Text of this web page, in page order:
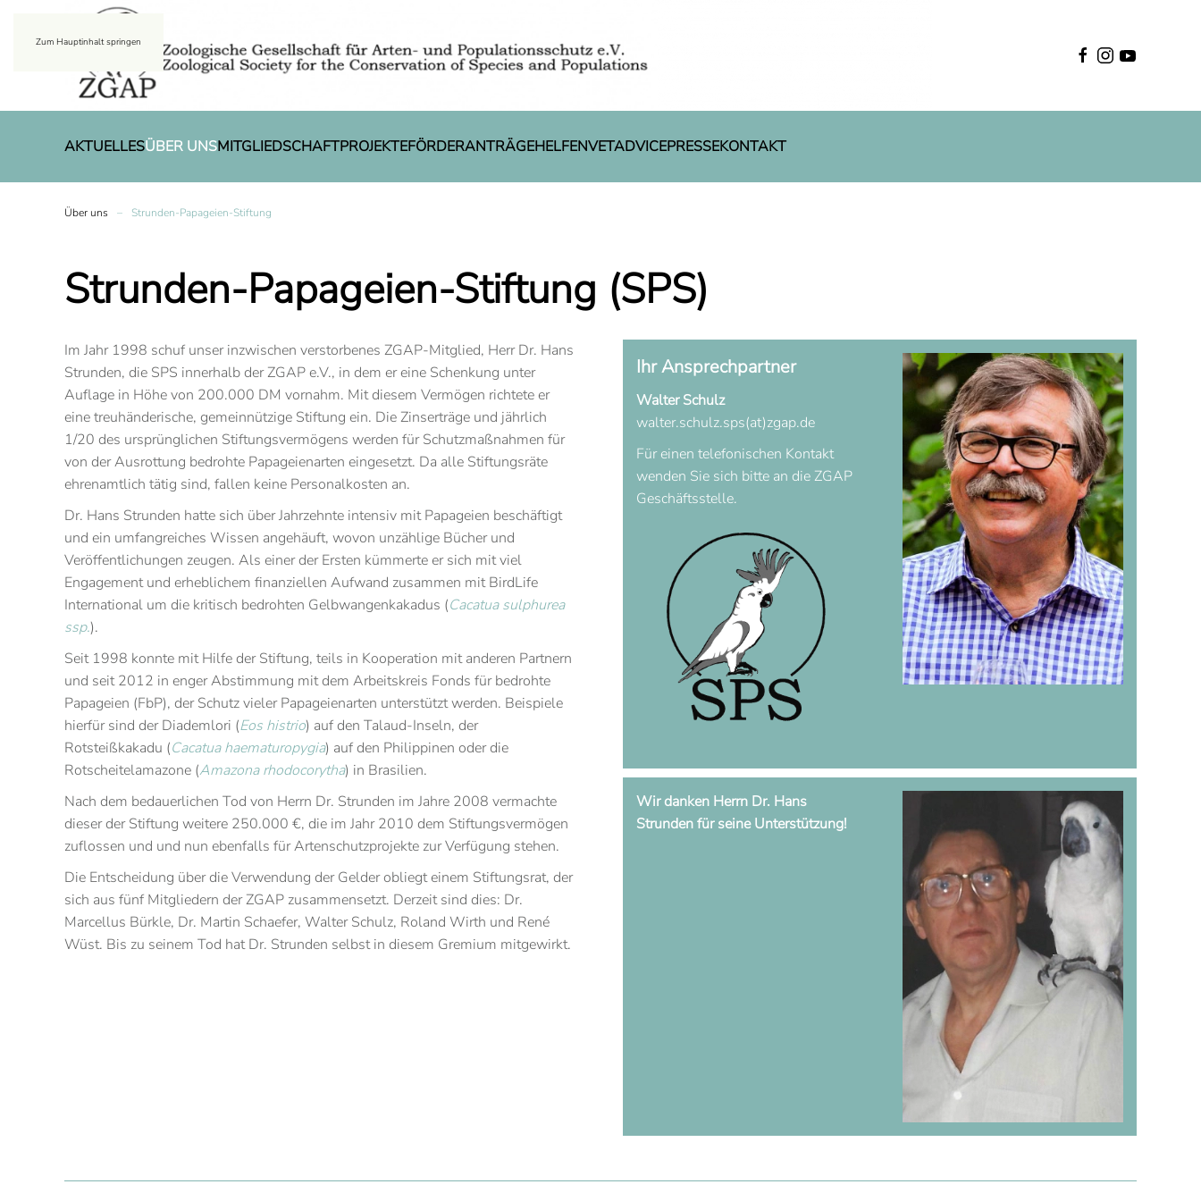
Zum Hauptinhalt springen
AKTUELLESÜBER UNSMITGLIEDSCHAFTPROJEKTEFÖRDERANTRÄGEHELFENVETADVICEPRESSEKONTAKT
Über uns Strunden-Papageien-Stiftung
Strunden-Papageien-Stiftung (SPS)
Im Jahr 1998 schuf unser inzwischen verstorbenes ZGAP-Mitglied, Herr Dr. Hans
Strunden, die SPS innerhalb der ZGAP e.V., in dem er eine Schenkung unter
Auflage in Höhe von 200.000 DM vornahm. Mit diesem Vermögen richtete er
eine treuhänderische, gemeinnützige Stiftung ein. Die Zinserträge und jährlich
1/20 des ursprünglichen Stiftungsvermögens werden für Schutzmaßnahmen für
von der Ausrottung bedrohte Papageienarten eingesetzt. Da alle Stiftungsräte
ehrenamtlich tätig sind, fallen keine Personalkosten an.
Dr. Hans Strunden hatte sich über Jahrzehnte intensiv mit Papageien beschäftigt
und ein umfangreiches Wissen angehäuft, wovon unzählige Bücher und
Veröffentlichungen zeugen. Als einer der Ersten kümmerte er sich mit viel
Engagement und erheblichem finanziellen Aufwand zusammen mit BirdLife
International um die kritisch bedrohten Gelbwangenkakadus (Cacatua sulphurea
ssp.).
Seit 1998 konnte mit Hilfe der Stiftung, teils in Kooperation mit anderen Partnern
und seit 2012 in enger Abstimmung mit dem Arbeitskreis Fonds für bedrohte
Papageien (FbP), der Schutz vieler Papageienarten unterstützt werden. Beispiele
hierfür sind der Diademlori (Eos histrio) auf den Talaud-Inseln, der
Rotsteißkakadu (Cacatua haematuropygia) auf den Philippinen oder die
Rotscheitelamazone (Amazona rhodocorytha) in Brasilien.
Nach dem bedauerlichen Tod von Herrn Dr. Strunden im Jahre 2008 vermachte
dieser der Stiftung weitere 250.000 €, die im Jahr 2010 dem Stiftungsvermögen
zuflossen und und nun ebenfalls für Artenschutzprojekte zur Verfügung stehen.
Die Entscheidung über die Verwendung der Gelder obliegt einem Stiftungsrat, der
sich aus fünf Mitgliedern der ZGAP zusammensetzt. Derzeit sind dies: Dr.
Marcellus Bürkle, Dr. Martin Schaefer, Walter Schulz, Roland Wirth und René
Wüst. Bis zu seinem Tod hat Dr. Strunden selbst in diesem Gremium mitgewirkt.
Ihr Ansprechpartner
Walter Schulz
walter.schulz.sps(at)zgap.de
Für einen telefonischen Kontakt
wenden Sie sich bitte an die ZGAP
Geschäftsstelle.
Wir danken Herrn Dr. Hans
Strunden für seine Unterstützung!